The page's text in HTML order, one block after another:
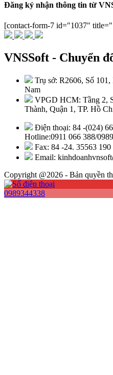
Đăng ký nhận thông tin từ
[contact-form-7 id="1037"
VNSSoft - Chuyển
Trụ sở: R2606, Số
Nam
VPGD HCM: Tầng 2,
Thành, Quận 1, TP. Hồ
Điện thoại: 84 -(024)
Hotline:0911 066 388/
Fax: 84 -24. 35563 190
Email:
Copyright @2026 - Bản quyền
0989344338